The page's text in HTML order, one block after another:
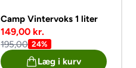
Camp Vintervoks 1 liter
149,00 kr.
195,00 24%
Læg i kurv